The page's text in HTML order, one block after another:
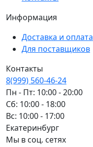
Информация
Доставка и оплата
Для поставщиков
Контакты
8(999) 560-46-24
Пн - Пт: 10:00 - 20:00
Сб: 10:00 - 18:00
Вс: 10:00 - 17:00
Екатеринбург
Мы в соц. сетях